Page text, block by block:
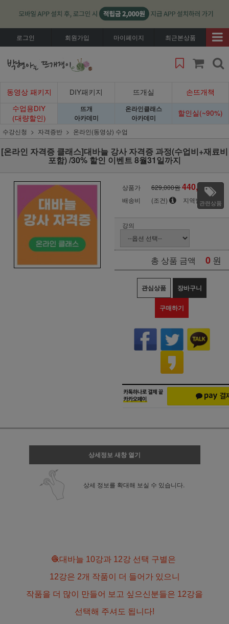
로그인 회원가입 마이페이지 최근본상품
동영상 패키지 DIY패키지 뜨개실
손뜨개책
수업용DIY
(대량할인)
뜨개
아카데미
온라인클래스
아카데미
할인실(~90%)
수강신청 자격증반 온라인(동영상) 수업
[온라인 자격증 클래스]대바늘 강사 자격증 과정(수업비+재료비
포함) /30% 할인 이벤트 8월31일까지
상품가 629,000원440,300원
배송비
(조건) 지역별관련상품
강의
총 상품 금액 0 원
관심상품 장바구니
구매하기
상세정보 새창 열기
상세 정보를 확대해 보실 수 있습니다.
🧶대바늘 10강과 12강 선택 구별은
12강은 2개 작품이 더 들어가 있으니
작품을 더 많이 만들어 보고 싶으신분들은 12강을
선택해 주셔도 됩니다!